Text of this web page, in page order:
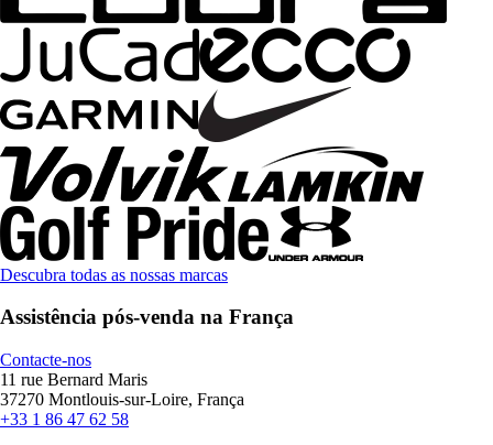
Descubra todas as nossas marcas
Assistência pós-venda na França
Contacte-nos
11 rue Bernard Maris
37270 Montlouis-sur-Loire, França
+33 1 86 47 62 58